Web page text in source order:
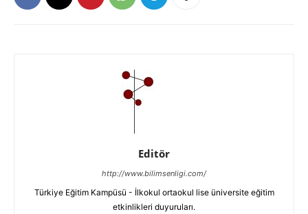
Editör
http://www.bilimsenligi.com/
Türkiye Eğitim Kampüsü - İlkokul ortaokul lise üniversite eğitim
etkinlikleri duyuruları.